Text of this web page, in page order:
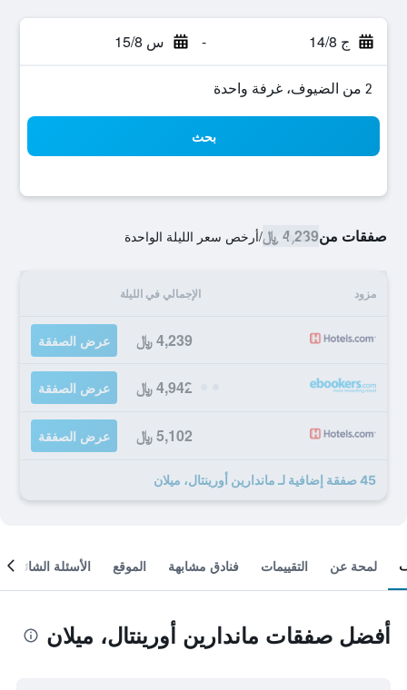
ج 14/8 - س 15/8
2 من الضيوف، غرفة واحدة
بحث
صفقات من4,239 ﷼ /أرخص سعر الليلة الواحدة
مزود الإجمالي في الليلة
4,239 ﷼ عرض الصفقة
4,942 ﷼ عرض الصفقة
5,102 ﷼ عرض الصفقة
45 صفقة إضافية لـ ماندارين أورينتال، ميلان
لمحة عن التقييمات فنادق مشابهة الموقع الأسئلة الشائعة
أفضل صفقات ماندارين أورينتال، ميلان